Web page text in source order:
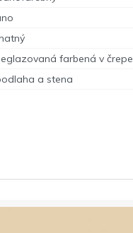
farbená v črepe
a stena